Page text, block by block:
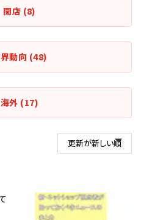
開店 (8)
動向 (48)
海外 (17)